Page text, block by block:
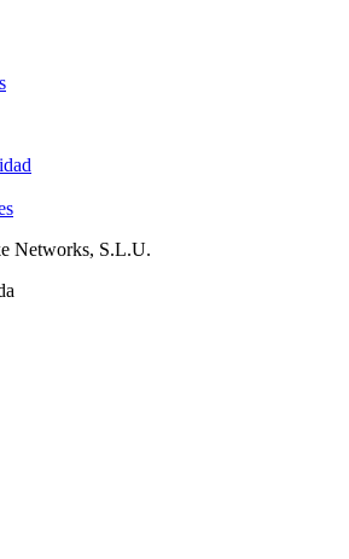
Networks, S.L.U.